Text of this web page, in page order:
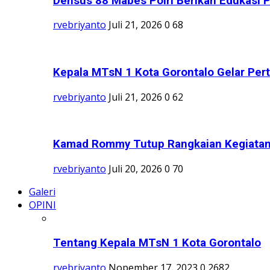
rvebriyanto Juli 21, 2026 0 68
Kepala MTsN 1 Kota Gorontalo Gelar
rvebriyanto Juli 21, 2026 0 62
Kamad Rommy Tutup Rangkaian
rvebriyanto Juli 20, 2026 0 70
Galeri
OPINI
Tentang Kepala MTsN 1 Kota Gorontalo